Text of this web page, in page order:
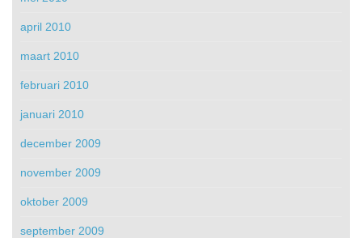
april 2010
maart 2010
februari 2010
januari 2010
december 2009
november 2009
oktober 2009
september 2009